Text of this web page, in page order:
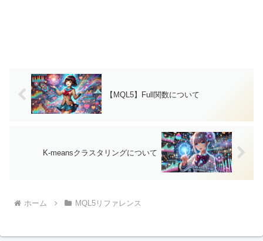
【MQL5】Full関数について
K-meansクラスタリングについて
ホーム MQL5リファレンス